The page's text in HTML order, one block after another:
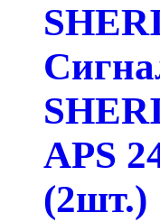
APS
(2шт.)